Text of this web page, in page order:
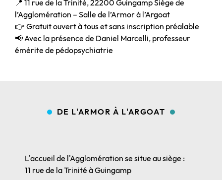
📍 11 rue de la Trinité, 22200 Guingamp Siège de
l’Agglomération – Salle de l’Armor à l’Argoat
👉 Gratuit ouvert à tous et sans inscription préalable
📢 Avec la présence de Daniel Marcelli, professeur
émérite de pédopsychiatrie
DE L'ARMOR À L'ARGOAT
L'accueil de l'Agglomération se situe au siège :
11 rue de la Trinité à Guingamp